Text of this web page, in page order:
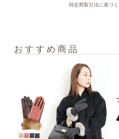
特定商取引法に基づく
おすすめ商品